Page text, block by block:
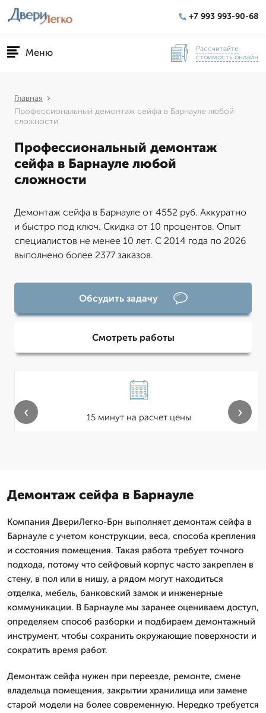
+7 993 993-90-68
Меню
Рассчитайте
стоимость онлайн
Главная
Профессиональный демонтаж сейфа в Барнауле любой
сложности
Профессиональный демонтаж
сейфа в Барнауле любой
сложности
Демонтаж сейфа в Барнауле от 4552 руб. Аккуратно
и быстро под ключ. Скидка от 10 процентов. Опыт
специалистов не менее 10 лет. С 2014 года по 2026
выполнено более 2377 заказов.
Обсудить задачу
Смотреть работы
15 минут на расчет цены
‹ ›
Демонтаж сейфа в Барнауле
Компания ДвериЛегко-Брн выполняет демонтаж сейфа в
Барнауле с учетом конструкции, веса, способа крепления
и состояния помещения. Такая работа требует точного
подхода, потому что сейфовый корпус часто закреплен в
стену, в пол или в нишу, а рядом могут находиться
отделка, мебель, банковский замок и инженерные
коммуникации. В Барнауле мы заранее оцениваем доступ,
определяем способ разборки и подбираем демонтажный
инструмент, чтобы сохранить окружающие поверхности и
сократить время работ.
Демонтаж сейфа нужен при переезде, ремонте, смене
владельца помещения, закрытии хранилища или замене
старой модели на более современную. Нередко требуется